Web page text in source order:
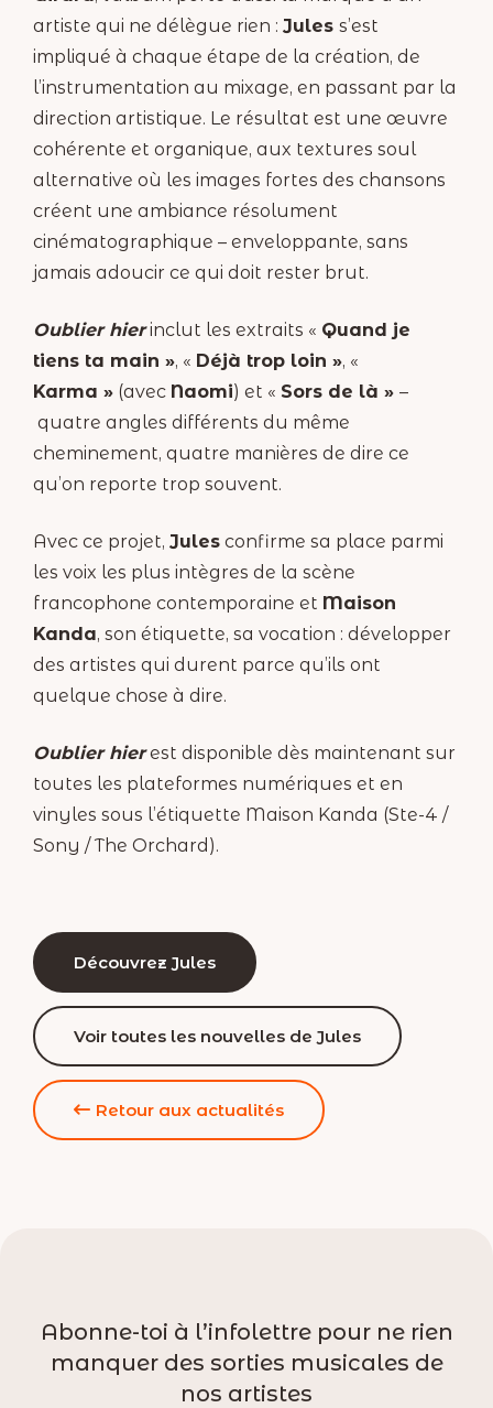
artiste qui ne délègue rien : Jules s’est
impliqué à chaque étape de la création, de
l’instrumentation au mixage, en passant par la
direction artistique. Le résultat est une œuvre
cohérente et organique, aux textures soul
alternative où les images fortes des chansons
créent une ambiance résolument
cinématographique – enveloppante, sans
jamais adoucir ce qui doit rester brut.
Oublier hierinclut les extraits « Quand je
tiens ta main », « Déjà trop loin », «
Karma » (avec Naomi) et « Sors de là » –
quatre angles différents du même
cheminement, quatre manières de dire ce
qu’on reporte trop souvent.
Avec ce projet, Jules confirme sa place parmi
les voix les plus intègres de la scène
francophone contemporaine et Maison
Kanda, son étiquette, sa vocation : développer
des artistes qui durent parce qu’ils ont
quelque chose à dire.
Oublier hierest disponible dès maintenant sur
toutes les plateformes numériques et en
vinyles sous l’étiquette Maison Kanda (Ste-4 /
Sony / The Orchard).
Découvrez Jules
Voir toutes les nouvelles de Jules
Retour aux actualités
Abonne-toi à l’infolettre pour ne rien
manquer des sorties musicales de
nos artistes